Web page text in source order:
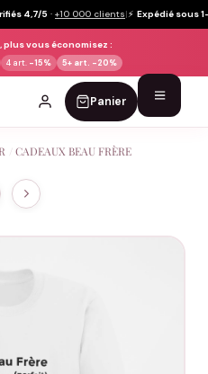
4,7/5 · +10 000 clients|⚡ Expédié sous
vous économisez :
4 art. -15% 5+ art. -20%
Panier
CADEAUX BEAU FRÈRE